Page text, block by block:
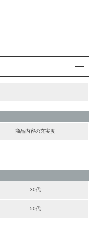
商品内容の充実度
30代
50代